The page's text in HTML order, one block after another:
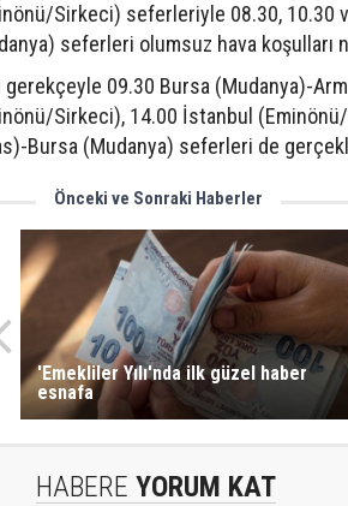
Sirkeci) seferleriyle 08.30,
seferleri olumsuz hava koşulları
gerekçeyle 09.30 Bursa (Mudanya)-
Sirkeci), 14.00 İstanbul
Bursa (Mudanya) seferleri de
Önceki ve Sonraki Haberler
'Emekliler Yılı'nda ilk güzel haber
esnafa
HABERE YORUM KAT